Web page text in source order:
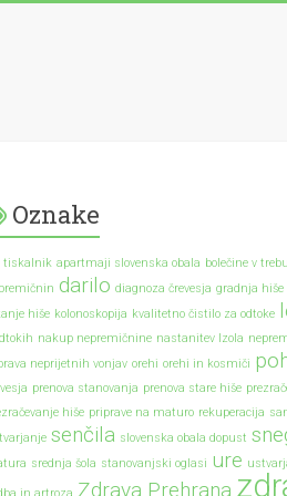
Oznake
tiskalnik apartmaji slovenska obala bolečine v
darilo diagnoza črevesja gradnja hiše
hiše kolonoskopija kvalitetno čistilo za odtoke
nakup nepremičnine nastanitev Izola
neprijetnih vonjav orehi orehi in kosmiči
prenova stanovanja prenova stare hiše
hiše priprave na maturo rekuperacija
senčila slovenska obala dopust
srednja šola stanovanjski oglasi ure
Zdrava Prehrana